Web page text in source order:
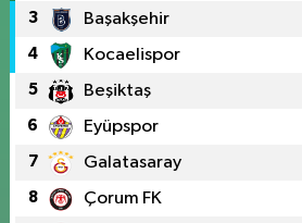
3 Başakşehir
4 Kocaelispor
5 Beşiktaş
6 Eyüpspor
7 Galatasaray
8 Çorum FK